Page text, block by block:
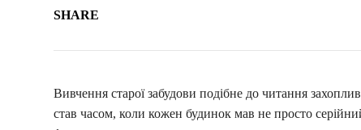
SHARE
Вивчення старої забудови подібне до читання
став часом, коли кожен будинок мав не просто